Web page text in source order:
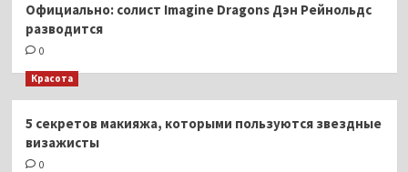
Официально: солист Imagine Dragons Дэн Рейнольдс
разводится
0
Красота
5 секретов макияжа, которыми пользуются звездные
визажисты
0